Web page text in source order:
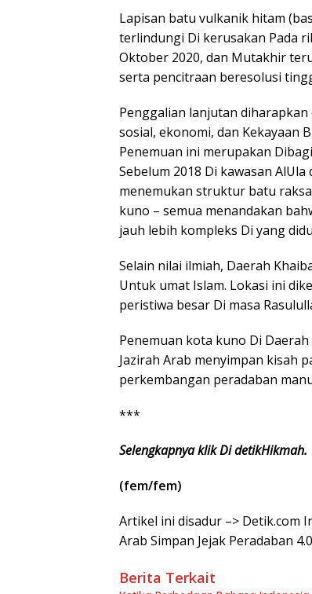
Lapisan batu vulkanik hitam
terlindungi Di kerusakan Pada
Oktober 2020, dan Mutakhir
serta pencitraan beresolusi
Penggalian lanjutan
sosial, ekonomi, dan Kekayaan
Penemuan ini merupakan
Sebelum 2018 Di kawasan
menemukan struktur batu
kuno – semua menandakan
jauh lebih kompleks Di yang
Selain nilai ilmiah, Daerah
Untuk umat Islam. Lokasi ini
peristiwa besar Di masa
Penemuan kota kuno Di
Jazirah Arab menyimpan kisah
perkembangan peradaban
***
Selengkapnya klik Di detikHikmah.
(fem/fem)
Artikel ini disadur –> Detik.com
Arab Simpan Jejak Peradaban
Berita Terkait